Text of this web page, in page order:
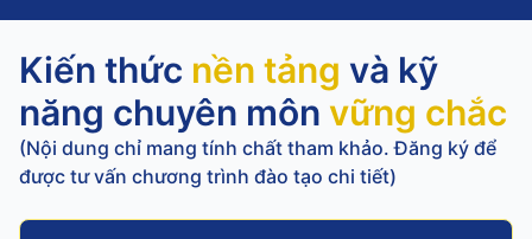
Kiến thức nền tảng và kỹ
năng chuyên môn vững chắc
(Nội dung chỉ mang tính chất tham khảo. Đăng ký để
được tư vấn chương trình đào tạo chi tiết)